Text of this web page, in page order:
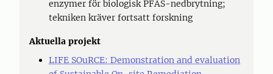
enzymer för biologisk PFAS-nedbrytning;
tekniken kräver fortsatt forskning
Aktuella projekt
LIFE SOuRCE: Demonstration and evaluation